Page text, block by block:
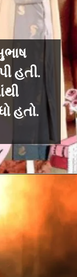
હતી.
હતો.